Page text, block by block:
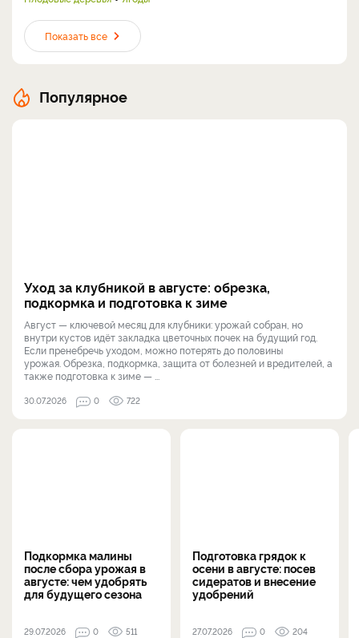
Показать все
Популярное
Уход за клубникой в августе: обрезка,
подкормка и подготовка к зиме
Август — ключевой месяц для клубники: урожай собран, но
внутри кустов идёт закладка цветочных почек на будущий год.
Если пренебречь уходом, можно потерять до половины
урожая. Обрезка, подкормка, защита от болезней и вредителей, а
также подготовка к зиме — ...
30.07.2026 0 722
Подкормка малины
после сбора урожая в
августе: чем удобрять
для будущего сезона
29.07.2026 0 511
Подготовка грядок к
осени в августе: посев
сидератов и внесение
удобрений
27.07.2026 0 204